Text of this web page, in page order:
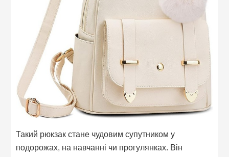
Такий рюкзак стане чудовим супутником у
подорожах, на навчанні чи прогулянках. Він